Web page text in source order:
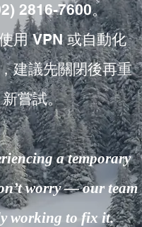
2816-7600。
用 VPN 或自動化
建議先關閉後再重
新嘗試。
a temporary
worry — our team
working to fix it.